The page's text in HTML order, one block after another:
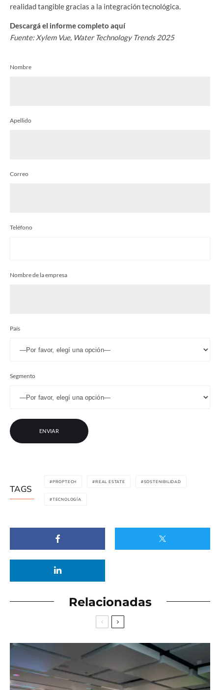
realidad tangible gracias a la integración tecnológica.
Descargá el informe completo aquí
Fuente: Xylem Vue, Water Technology Trends 2025
Nombre
Apellido
Correo
Teléfono
Nombre de la empresa
País
Segmento
TAGS
PROPTECH REAL ESTATE SOSTENIBILIDAD
TECNOLOGÍA
Relacionadas